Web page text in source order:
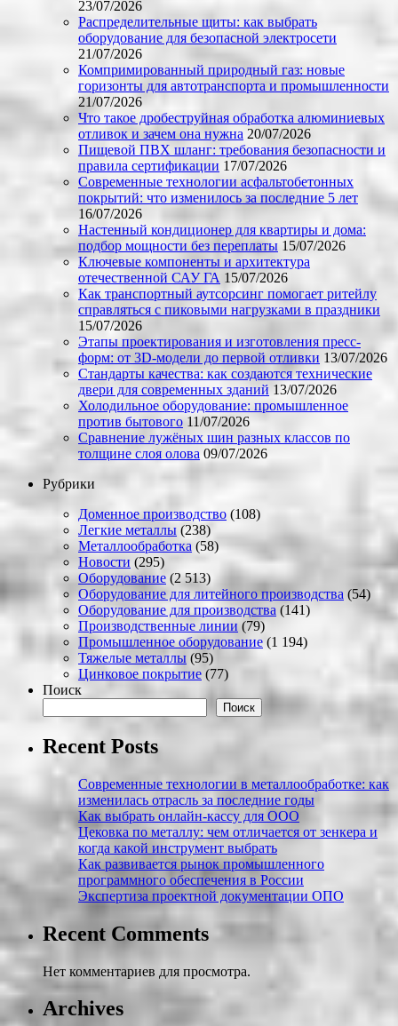
23/07/2026
Распределительные щиты: как выбрать
оборудование для безопасной электросети
21/07/2026
Компримированный природный газ: новые
горизонты для автотранспорта и промышленности
21/07/2026
Что такое дробеструйная обработка алюминиевых
отливок и зачем она нужна 20/07/2026
Пищевой ПВХ шланг: требования безопасности и
правила сертификации 17/07/2026
Современные технологии асфальтобетонных
покрытий: что изменилось за последние 5 лет
16/07/2026
Настенный кондиционер для квартиры и дома:
подбор мощности без переплаты 15/07/2026
Ключевые компоненты и архитектура
отечественной САУ ГА 15/07/2026
Как транспортный аутсорсинг помогает ритейлу
справляться с пиковыми нагрузками в праздники
15/07/2026
Этапы проектирования и изготовления пресс-
форм: от 3D-модели до первой отливки 13/07/2026
Стандарты качества: как создаются технические
двери для современных зданий 13/07/2026
Холодильное оборудование: промышленное
против бытового 11/07/2026
Сравнение лужёных шин разных классов по
толщине слоя олова 09/07/2026
Рубрики
Доменное производство (108)
Легкие металлы (238)
Металлообработка (58)
Новости (295)
Оборудование (2 513)
Оборудование для литейного производства (54)
Оборудование для производства (141)
Производственные линии (79)
Промышленное оборудование (1 194)
Тяжелые металлы (95)
Цинковое покрытие (77)
Поиск
Поиск
Recent Posts
Современные технологии в металлообработке: как
изменилась отрасль за последние годы
Как выбрать онлайн-кассу для ООО
Цековка по металлу: чем отличается от зенкера и
когда какой инструмент выбрать
Как развивается рынок промышленного
программного обеспечения в России
Экспертиза проектной документации ОПО
Recent Comments
Нет комментариев для просмотра.
Archives